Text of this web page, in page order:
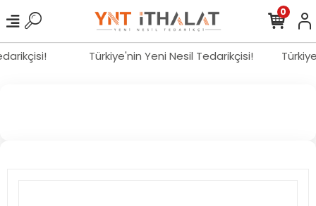
Türkiye'nin Yeni Nesil Tedarikçisi!
0